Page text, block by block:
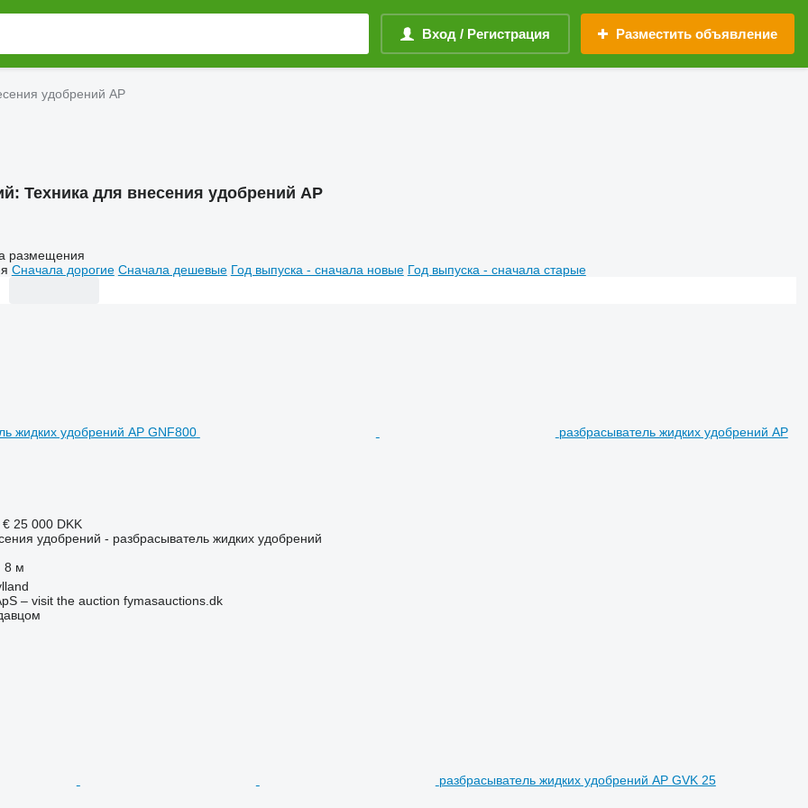
Вход / Регистрация Разместить объявление
удобрений AP
Техника для внесения удобрений AP
размещения
Сначала дорогие Сначала дешевые Год выпуска - сначала новые Год выпуска - сначала старые
разбрасыватель жидких удобрений AP
€ 25 000 DKK
удобрений - разбрасыватель жидких удобрений
8 м
– visit the auction fymasauctions.dk
разбрасыватель жидких удобрений AP GVK 25